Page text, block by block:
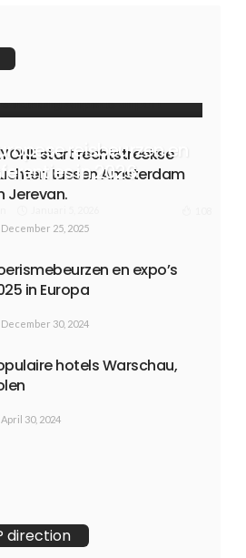
reisbeurzen en
in 2026
start rechtstreekse
tussen Amsterdam
Jerevan.
December 25, 2025
en expo’s
in Europa
December 30, 2024
hotels Warschau,
April 30, 2024
direction